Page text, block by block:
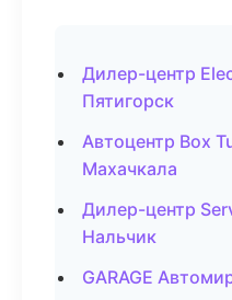
Дилер-центр
Пятигорск
Автоцентр Box
Махачкала
Дилер-центр
Нальчик
GARAGE